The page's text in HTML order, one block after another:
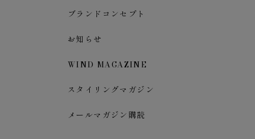
ブランドコンセプト
お知らせ
WIND MAGAZINE
スタイリングマガジン
メールマガジン購読